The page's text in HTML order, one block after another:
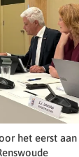
het eerst